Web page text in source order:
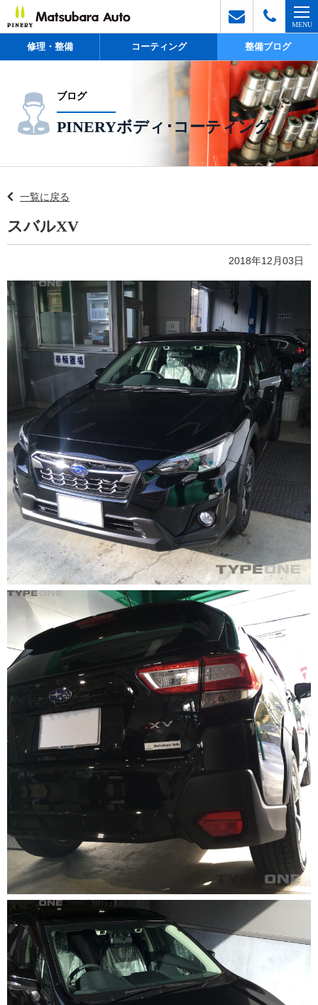
修理・整備 コーティング 整備ブログ
ブログ
PINERYボディ･コーティング
一覧に戻る
スバルXV
2018年12月03日